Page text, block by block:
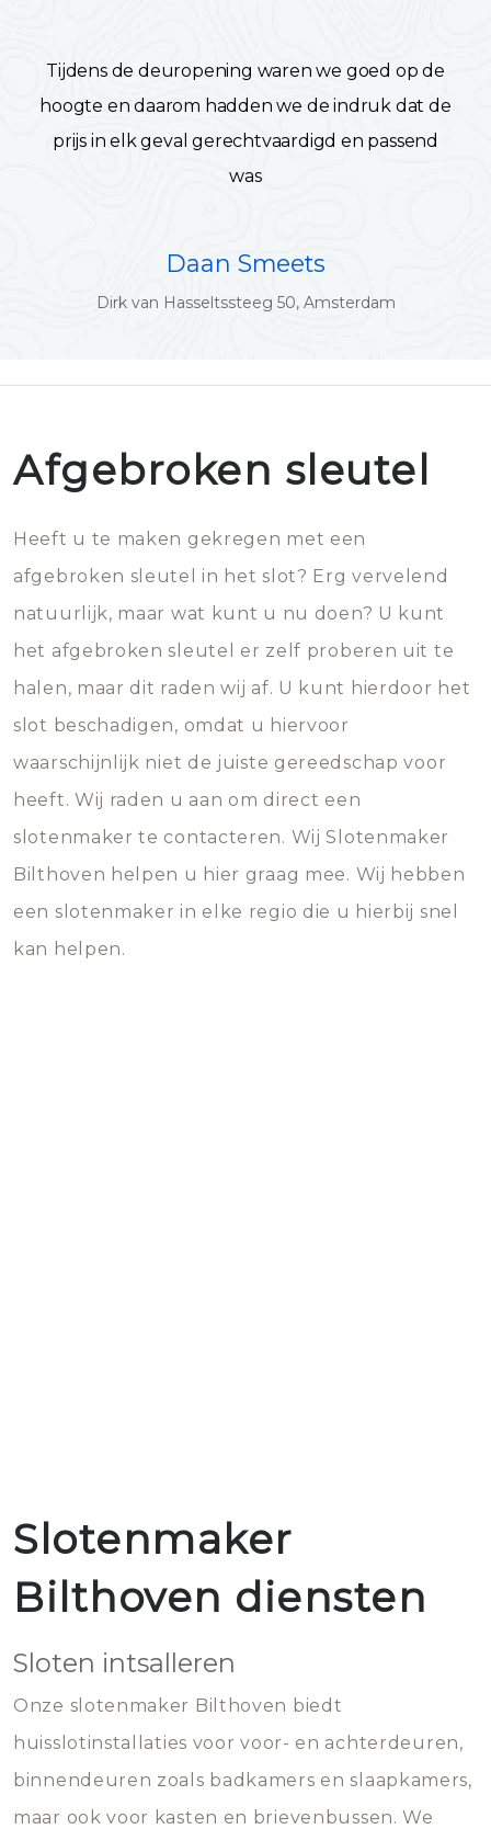
Tijdens de deuropening waren we goed op de
hoogte en daarom hadden we de indruk dat de
prijs in elk geval gerechtvaardigd en passend
was
Daan Smeets
Dirk van Hasseltssteeg 50, Amsterdam
Afgebroken sleutel
Heeft u te maken gekregen met een
afgebroken sleutel in het slot? Erg vervelend
natuurlijk, maar wat kunt u nu doen? U kunt
het afgebroken sleutel er zelf proberen uit te
halen, maar dit raden wij af. U kunt hierdoor het
slot beschadigen, omdat u hiervoor
waarschijnlijk niet de juiste gereedschap voor
heeft. Wij raden u aan om direct een
slotenmaker te contacteren. Wij Slotenmaker
Bilthoven helpen u hier graag mee. Wij hebben
een slotenmaker in elke regio die u hierbij snel
kan helpen.
Slotenmaker
Bilthoven diensten
Sloten intsalleren
Onze slotenmaker Bilthoven biedt
huisslotinstallaties voor voor- en achterdeuren,
binnendeuren zoals badkamers en slaapkamers,
maar ook voor kasten en brievenbussen. We